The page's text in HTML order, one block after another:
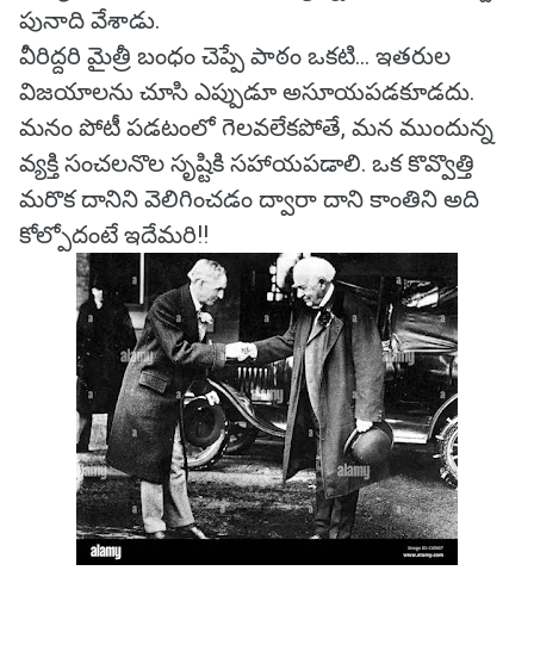
పునాది వేశాడు.
వీరిద్దరి మైత్రీ బంధం చెప్పే పాఠం ఒకటి... ఇతరుల
విజయాలను చూసి ఎప్పుడూ అసూయపడకూడదు.
మనం పోటీ పడటంలో గెలవలేకపోతే, మన ముందున్న
వ్యక్తి సంచలనొల సృష్టికి సహాయపడాలి. ఒక కొవ్వొత్తి
మరొక దానిని వెలిగించడం ద్వారా దాని కాంతిని అది
కోల్పోదంటే ఇదేమరి!!